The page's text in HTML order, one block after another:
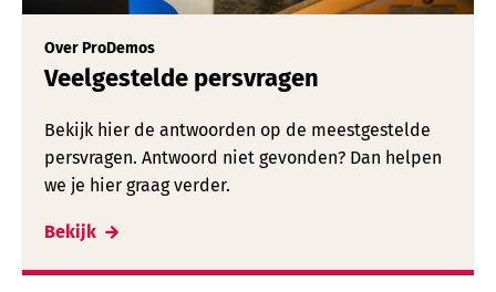
Over ProDemos
Veelgestelde persvragen
Bekijk hier de antwoorden op de meestgestelde
persvragen. Antwoord niet gevonden? Dan helpen
we je hier graag verder.
Bekijk